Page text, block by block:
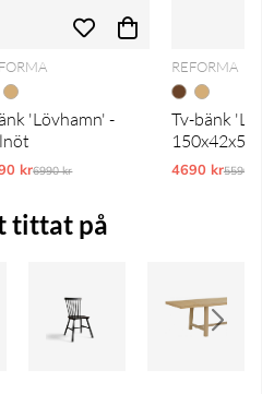
'Lövhamn' -
krOrdinarie pris:
6990 kr
REFORMA
Tv-bänk
4690 kr5590 kr
tittat på